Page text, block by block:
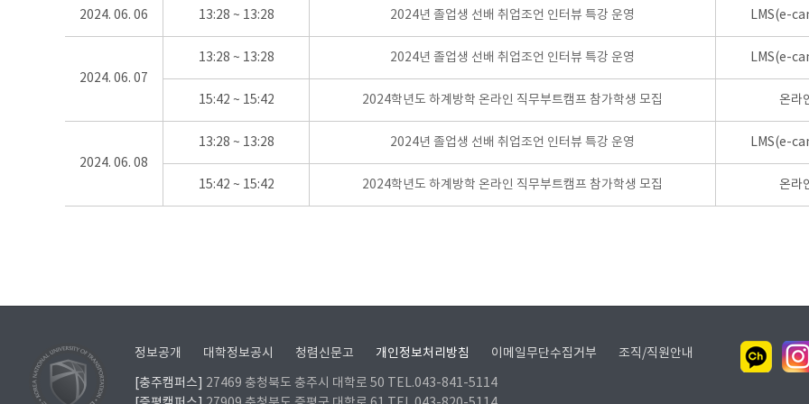
2024. 06. 06 13:28 ~ 13:28 2024년 졸업생 선배 취업조언 인터뷰 특강 운영 LMS(e-
2024. 06. 07
13:28 ~ 13:28 2024년 졸업생 선배 취업조언 인터뷰 특강 운영 LMS(e-
15:42 ~ 15:42 2024학년도 하계방학 온라인 직무부트캠프 참가학생 모집 온라
2024. 06. 08
13:28 ~ 13:28 2024년 졸업생 선배 취업조언 인터뷰 특강 운영 LMS(e-
15:42 ~ 15:42 2024학년도 하계방학 온라인 직무부트캠프 참가학생 모집 온라
정보공개 대학정보공시 청렴신문고 개인정보처리방침 이메일무단수집거부 조직/직원안내
[충주캠퍼스]
27469 충청북도 충주시 대학로 50 TEL.043-841-5114